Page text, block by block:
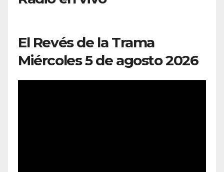
El Revés de la Trama
Miércoles 5 de agosto 2026